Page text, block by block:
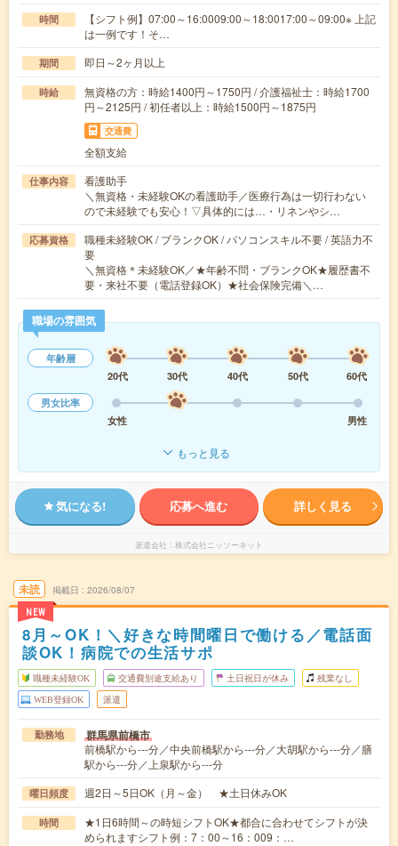
時間
【シフト例】07:00～16:0009:00～18:0017:00～09:00※ 上記
は一例です！そ…
期間 即日～2ヶ月以上
時給
無資格の方：時給1400円～1750円 / 介護福祉士：時給1700
円～2125円 / 初任者以上：時給1500円～1875円
交通費
全額支給
仕事内容
看護助手
＼無資格・未経験OKの看護助手／医療行為は一切行わない
ので未経験でも安心！▽具体的には…・リネンやシ…
応募資格
職種未経験OK / ブランクOK / パソコンスキル不要 / 英語力不
要
＼無資格＊未経験OK／★年齢不問・ブランクOK★履歴書不
要・来社不要（電話登録OK）★社会保険完備＼…
職場の雰囲気
年齢層
20代
30代 40代 50代
60代
男女比率
女性
男性
もっと見る
気になる! 応募へ進む 詳しく見る
派遣会社 株式会社ニッソーネット
未読
NEW
掲載日 2026/08/07
8月～OK！＼好きな時間曜日で働ける／電話面
談OK！病院での生活サポ
職種未経験OK 交通費別途支給あり 土日祝日が休み 残業なし
WEB登録OK 派遣
勤務地 群馬県前橋市
前橋駅から---分／中央前橋駅から---分／大胡駅から---分／膳
駅から---分／上泉駅から---分
曜日頻度 週2日～5日OK（月～金） ★土日休みOK
時間
★1日6時間～の時短シフトOK★都合に合わせてシフトが決
められますシフト例：7：00～16：009：…